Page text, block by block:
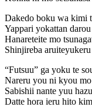
Dakedo boku wa kimi
Yappari yokattan darou
Hanareteite mo
Shinjireba aruiteyukeru
“Futsuu” ga yoku te
Nareru you ni kyou mo
Sabishii nante yuu
Datte hora ieru hito